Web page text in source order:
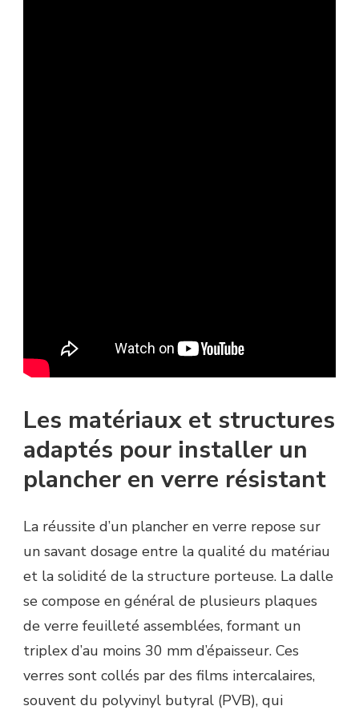
Les matériaux et structures
adaptés pour installer un
plancher en verre résistant
La réussite d’un plancher en verre repose sur
un savant dosage entre la qualité du matériau
et la solidité de la structure porteuse. La dalle
se compose en général de plusieurs plaques
de verre feuilleté assemblées, formant un
triplex d’au moins 30 mm d’épaisseur. Ces
verres sont collés par des films intercalaires,
souvent du polyvinyl butyral (PVB), qui